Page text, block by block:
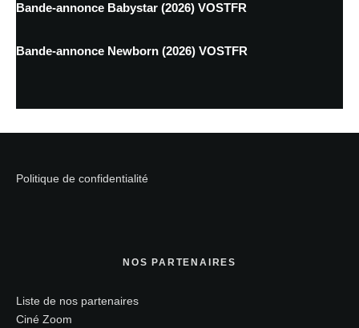
Bande-annonce Babystar (2026) VOSTFR
Bande-annonce Newborn (2026) VOSTFR
Politique de confidentialité
NOS PARTENAIRES
Liste de nos partenaires
Ciné Zoom